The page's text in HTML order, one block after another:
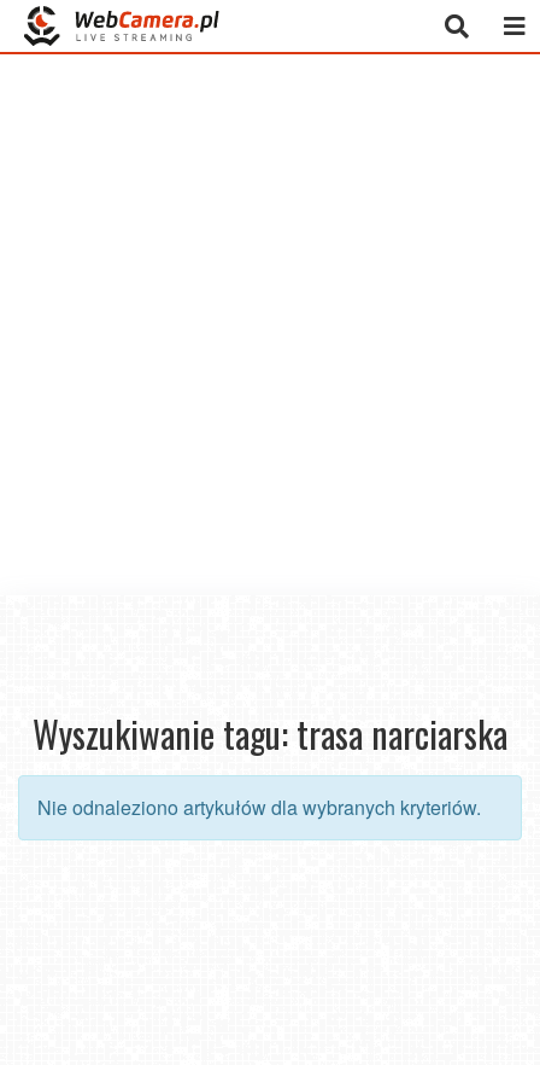
Wyszukiwanie tagu: trasa narciarska
Nie odnaleziono artykułów dla wybranych kryteriów.